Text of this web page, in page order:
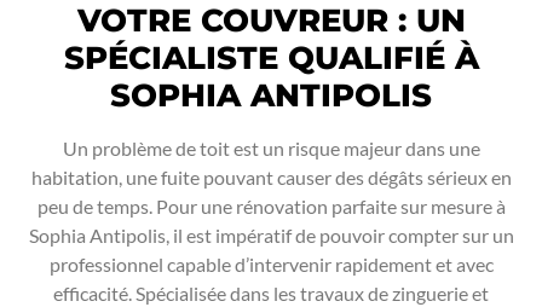
VOTRE COUVREUR : UN
SPÉCIALISTE QUALIFIÉ À
SOPHIA ANTIPOLIS
Un problème de toit est un risque majeur dans une
habitation, une fuite pouvant causer des dégâts sérieux en
peu de temps. Pour une rénovation parfaite sur mesure à
Sophia Antipolis, il est impératif de pouvoir compter sur un
professionnel capable d’intervenir rapidement et avec
efficacité. Spécialisée dans les travaux de zinguerie et